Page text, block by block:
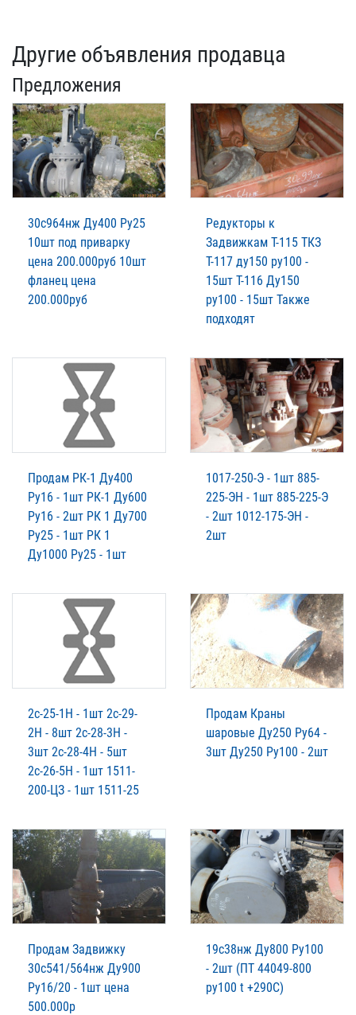
Другие объявления продавца
Предложения
30с964нж Ду400 Ру25
10шт под приварку
цена 200.000руб 10шт
фланец цена
200.000руб
Редукторы к
Задвижкам Т-115 ТКЗ
Т-117 ду150 ру100 -
15шт Т-116 Ду150
ру100 - 15шт Также
подходят
Продам РК-1 Ду400
Ру16 - 1шт РК-1 Ду600
Ру16 - 2шт РК 1 Ду700
Ру25 - 1шт РК 1
Ду1000 Ру25 - 1шт
1017-250-Э - 1шт 885-
225-ЭН - 1шт 885-225-Э
- 2шт 1012-175-ЭН -
2шт
2с-25-1Н - 1шт 2с-29-
2Н - 8шт 2с-28-3Н -
3шт 2с-28-4Н - 5шт
2с-26-5Н - 1шт 1511-
200-ЦЗ - 1шт 1511-25
Продам Краны
шаровые Ду250 Ру64 -
3шт Ду250 Ру100 - 2шт
Продам Задвижку
30с541/564нж Ду900
Ру16/20 - 1шт цена
500.000р
19с38нж Ду800 Ру100
- 2шт (ПТ 44049-800
ру100 t +290C)